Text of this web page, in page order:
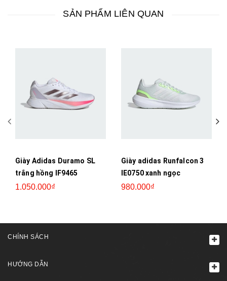
SẢN PHẨM LIÊN QUAN
Giày Adidas Duramo SL
trắng hồng IF9465
1.050.000₫
Giày adidas Runfalcon 3
IE0750 xanh ngọc
980.000₫
CHÍNH SÁCH
HƯỚNG DẪN